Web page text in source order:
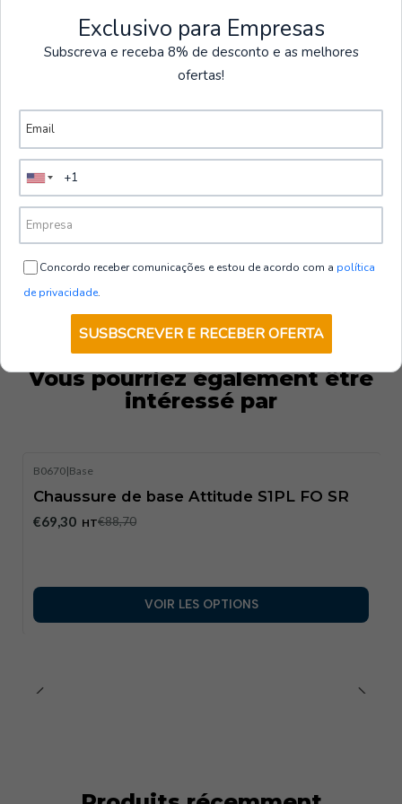
€70,00 €90,00
Vous pourriez également être
intéressé par
B0670|Base
Chaussure de base Attitude S1PL FO SR
€69,30 HT€88,70
VOIR LES OPTIONS
Exclusivo para Empresas
Subscreva e receba 8% de desconto e as melhores
ofertas!
Concordo receber comunicações e estou de acordo com a política
de privacidade.
SUSBSCREVER E RECEBER OFERTA